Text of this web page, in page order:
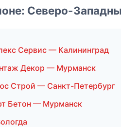
Северо-
Сервис — Калининград
Декор — Мурманск
Строй — Санкт-Петербург
Бетон — Мурманск